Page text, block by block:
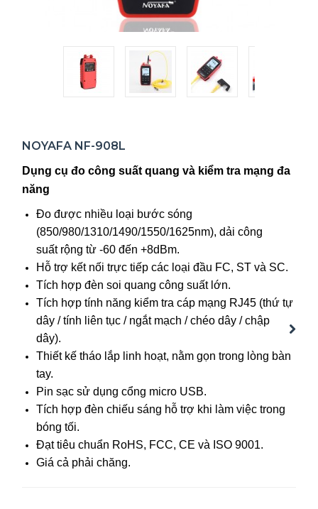
NOYAFA NF-908L
Dụng cụ đo công suất quang và kiểm tra mạng đa
năng
Đo được nhiều loại bước sóng
(850/980/1310/1490/1550/1625nm), dải công
suất rộng từ -60 đến +8dBm.
Hỗ trợ kết nối trực tiếp các loại đầu FC, ST và SC.
Tích hợp đèn soi quang công suất lớn.
Tích hợp tính năng kiểm tra cáp mạng RJ45 (thứ tự
dây / tính liên tục / ngắt mạch / chéo dây / chập
dây).
Thiết kế tháo lắp linh hoạt, nằm gọn trong lòng bàn
tay.
Pin sạc sử dụng cổng micro USB.
Tích hợp đèn chiếu sáng hỗ trợ khi làm việc trong
bóng tối.
Đạt tiêu chuẩn RoHS, FCC, CE và ISO 9001.
Giá cả phải chăng.